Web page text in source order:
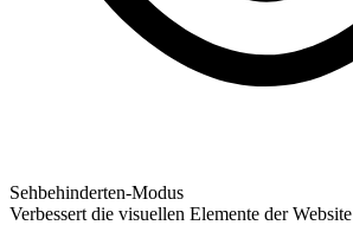
Sehbehinderten-Modus
Verbessert die visuellen Elemente der Website